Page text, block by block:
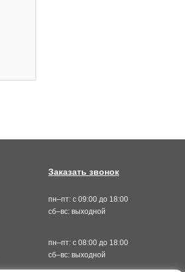
пн–пт: с 09:00 до 18:00
сб–вс: выходной
пн–пт: с 08:00 до 18:00
сб–вс: выходной
Заказать звонок